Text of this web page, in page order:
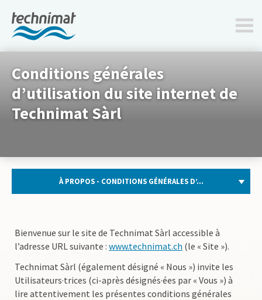
Conditions générales
d’utilisation du site internet de
Technimat Sàrl
À PROPOS - CONDITIONS GÉNÉRALES D’...
Bienvenue sur le site de Technimat Sàrl accessible à
l’adresse URL suivante : www.technimat.ch (le « Site »).
Technimat Sàrl (également désigné « Nous ») invite les
Utilisateurs·trices (ci-après désignés·ées par « Vous ») à
lire attentivement les présentes conditions générales